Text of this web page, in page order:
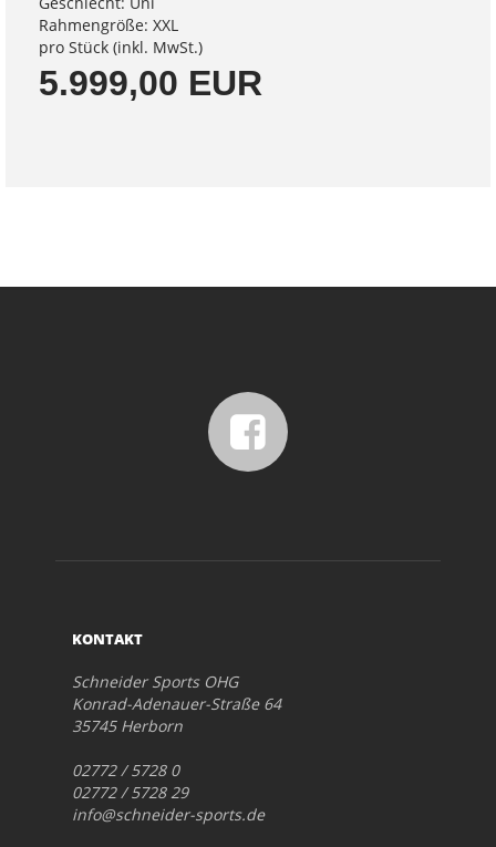
Rahmengröße: XXL
pro Stück (inkl. MwSt.)
5.999,00 EUR
KONTAKT
Schneider Sports OHG
Konrad-Adenauer-Straße 64
35745 Herborn
02772 / 5728 0
02772 / 5728 29
info@schneider-sports.de